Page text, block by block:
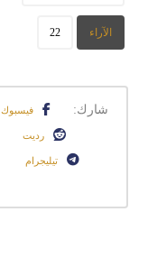
الآراء 22
فيسبوك
رديت
تيليجرام